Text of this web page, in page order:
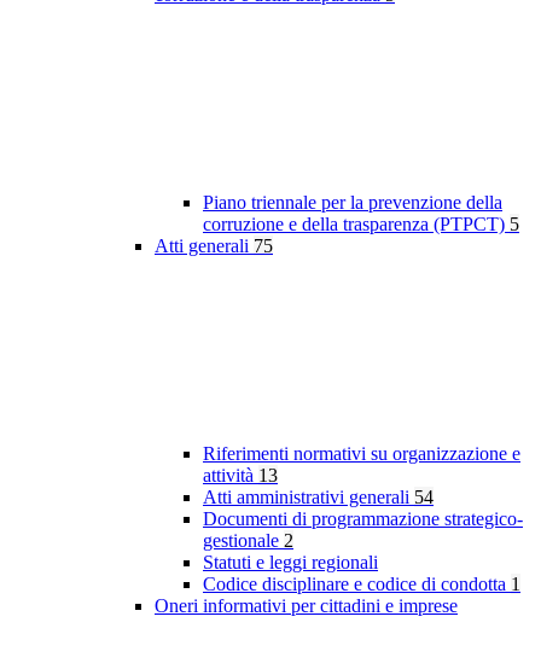
Piano triennale per la prevenzione della
corruzione e della trasparenza (PTPCT) 5
Atti generali 75
Riferimenti normativi su organizzazione e
attività 13
Atti amministrativi generali 54
Documenti di programmazione strategico-
gestionale 2
Statuti e leggi regionali
Codice disciplinare e codice di condotta 1
Oneri informativi per cittadini e imprese